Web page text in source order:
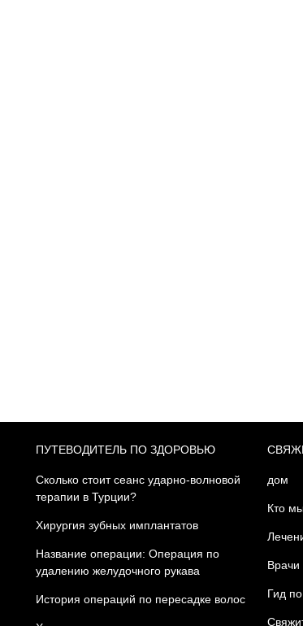
ПУТЕВОДИТЕЛЬ ПО ЗДОРОВЬЮ
Сколько стоит сеанс ударно-волновой
терапии в Турции?
Хирургия зубных имплантатов
Название операции: Операция по
удалению желудочного рукава
История операций по пересадке волос
дом
Кто
Врачи
Гид